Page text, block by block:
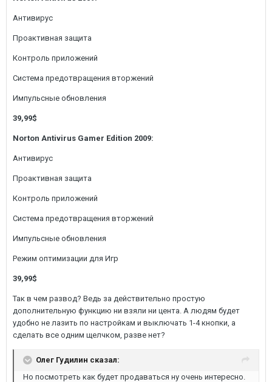
Антивирус
Проактивная защита
Контроль приложений
Система предотвращения вторжений
Импульсные обновления
39,99$
Norton Antivirus Gamer Edition 2009:
Антивирус
Проактивная защита
Контроль приложений
Система предотвращения вторжений
Импульсные обновления
Режим оптимизации для Игр
39,99$
Так в чем развод? Ведь за действительно простую
дополнительную функцию ни взяли ни цента. А людям будет
удобно не лазить по настройкам и выключать 1-4 кнопки, а
сделать все одним щелчком, разве нет?
Олег Гудилин сказал:
Но посмотреть как будет продаваться ну очень интересно.